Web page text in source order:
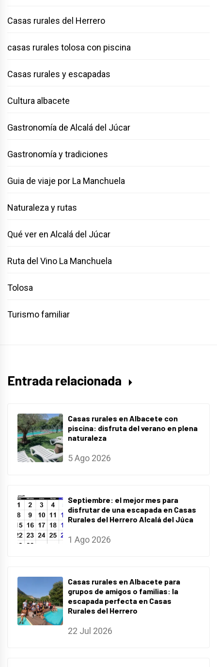
Casas rurales del Herrero
casas rurales tolosa con piscina
Casas rurales y escapadas
Cultura albacete
Gastronomía de Alcalá del Júcar
Gastronomía y tradiciones
Guia de viaje por La Manchuela
Naturaleza y rutas
Qué ver en Alcalá del Júcar
Ruta del Vino La Manchuela
Tolosa
Turismo familiar
Entrada relacionada
Casas rurales en Albacete con
piscina: disfruta del verano en plena
naturaleza
5 Ago 2026
Septiembre: el mejor mes para
disfrutar de una escapada en Casas
Rurales del Herrero Alcalá del Júca
1 Ago 2026
Casas rurales en Albacete para
grupos de amigos o familias: la
escapada perfecta en Casas
Rurales del Herrero
22 Jul 2026